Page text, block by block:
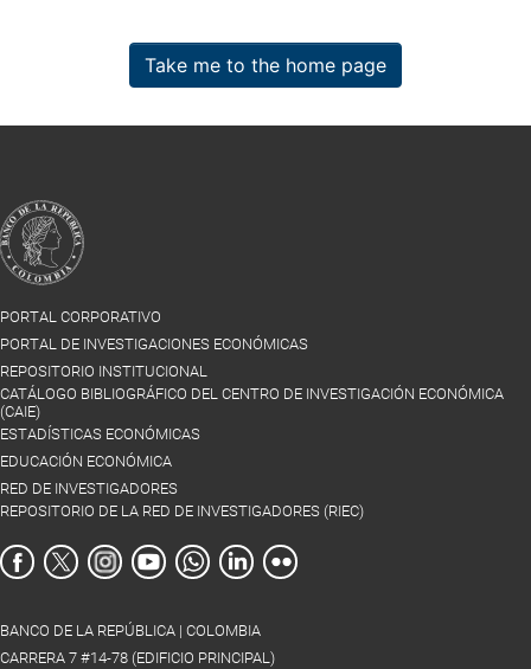
Take me to the home page
PORTAL CORPORATIVO
PORTAL DE INVESTIGACIONES ECONÓMICAS
REPOSITORIO INSTITUCIONAL
CATÁLOGO BIBLIOGRÁFICO DEL CENTRO DE INVESTIGACIÓN ECONÓMICA
(CAIE)
ESTADÍSTICAS ECONÓMICAS
EDUCACIÓN ECONÓMICA
RED DE INVESTIGADORES
REPOSITORIO DE LA RED DE INVESTIGADORES (RIEC)
BANCO DE LA REPÚBLICA | COLOMBIA
CARRERA 7 #14-78 (EDIFICIO PRINCIPAL)